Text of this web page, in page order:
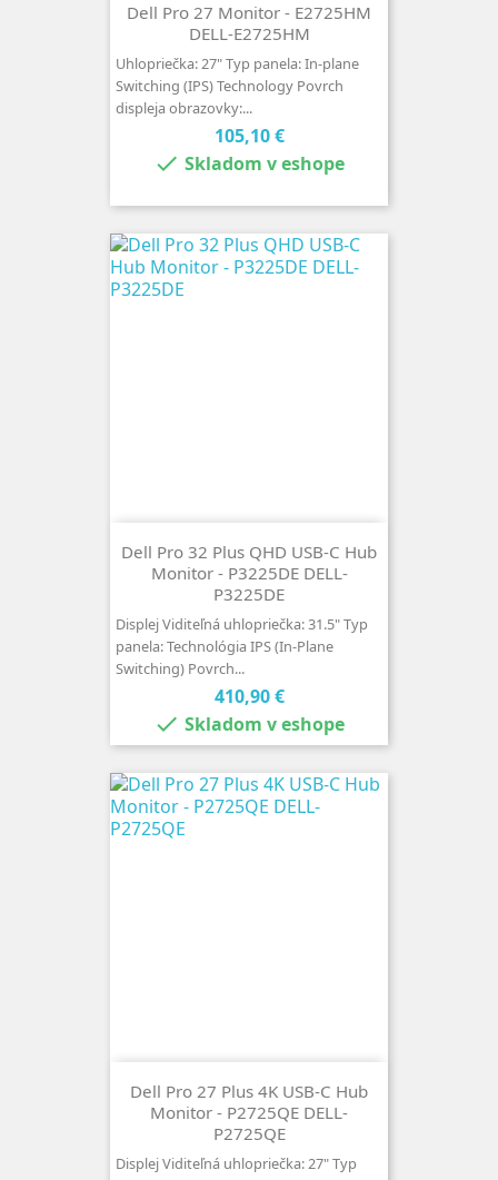
Dell Pro 27 Monitor - E2725HM
DELL-E2725HM
Uhlopriečka: 27" Typ panela: In-plane
Switching (IPS) Technology Povrch
displeja obrazovky:...
Cena
105,10 €
 Skladom v eshope
Dell Pro 32 Plus QHD USB-C Hub
Monitor - P3225DE DELL-
P3225DE
Displej Viditeľná uhlopriečka: 31.5" Typ
panela: Technológia IPS (In-Plane
Switching) Povrch...
Cena
410,90 €
 Skladom v eshope
Dell Pro 27 Plus 4K USB-C Hub
Monitor - P2725QE DELL-
P2725QE
Displej Viditeľná uhlopriečka: 27" Typ